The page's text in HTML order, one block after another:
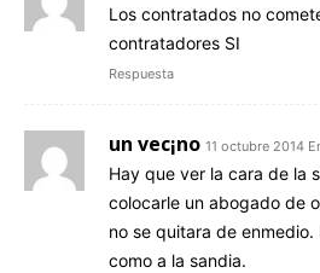
Los contratados no
contratadores SI
Respuesta
un vec¡no 11 octubre 2014
Hay que ver la cara de la
colocarle un abogado de
no se quitara de
como a la sandia.